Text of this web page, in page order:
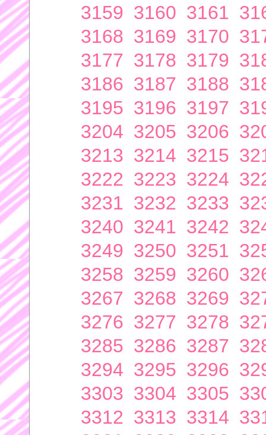
3159 3160 3161
3168 3169 3170
3177 3178 3179
3186 3187 3188
3195 3196 3197
3204 3205 3206
3213 3214 3215
3222 3223 3224
3231 3232 3233
3240 3241 3242
3249 3250 3251
3258 3259 3260
3267 3268 3269
3276 3277 3278
3285 3286 3287
3294 3295 3296
3303 3304 3305
3312 3313 3314